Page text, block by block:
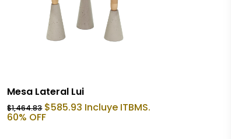
Añadir Al Carrito
Mesa Lateral Lui
$1,464.83 El
precio
$585.93 El
precio
Incluye ITBMS.
60% OFF